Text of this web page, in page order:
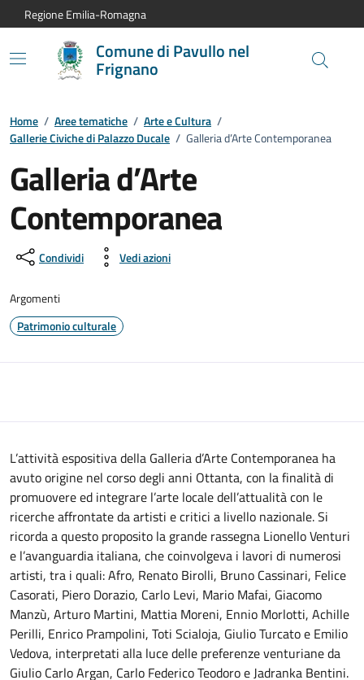
Vai al contenuto principale
Vai alla navigazione del sito
Vai al piede di pagina
Regione Emilia-Romagna
Comune di Pavullo nel
Frignano
Home / Aree tematiche / Arte e Cultura /
Gallerie Civiche di Palazzo Ducale / Galleria d’Arte Contemporanea
Galleria d’Arte
Contemporanea
Condividi Vedi azioni
Argomenti
Patrimonio culturale
L’attività espositiva della Galleria d’Arte Contemporanea ha
avuto origine nel corso degli anni Ottanta, con la finalità di
promuovere ed integrare l’arte locale dell’attualità con le
ricerche affrontate da artisti e critici a livello nazionale. Si
ricorda a questo proposito la grande rassegna Lionello Venturi
e l’avanguardia italiana, che coinvolgeva i lavori di numerosi
artisti, tra i quali: Afro, Renato Birolli, Bruno Cassinari, Felice
Casorati, Piero Dorazio, Carlo Levi, Mario Mafai, Giacomo
Manzù, Arturo Martini, Mattia Moreni, Ennio Morlotti, Achille
Perilli, Enrico Prampolini, Toti Scialoja, Giulio Turcato e Emilio
Vedova, interpretati alla luce delle preferenze venturiane da
Giulio Carlo Argan, Carlo Federico Teodoro e Jadranka Bentini.